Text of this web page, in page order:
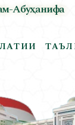
Абуҳанифа